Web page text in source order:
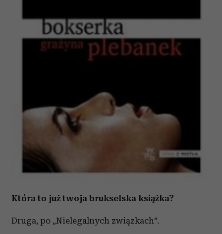
Która to już twoja brukselska książka?
Druga, po „Nielegalnych związkach”.